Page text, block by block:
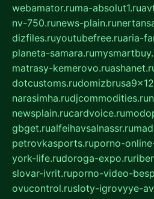
webamator.ruma-absolut1.ru
nv-750.runews-plain.ru
dizfiles.ruyoutubefree.ruaria-
planeta-samara.ru
matrasy-kemerovo.ru
dotcustoms.ru
narasimha.rudjcommodities.ru
newsplain.rucardvoice.ru
gbget.rualfeihavsalnassr.ru
petrovkasports.ruporno-
york-life.rudoroga-expo.ru
slovar-ivrit.ruporno-video-
ovucontrol.rusloty-igrovyye-